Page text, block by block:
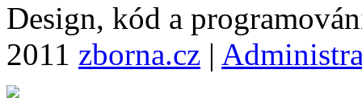
Design, kód a
2011 zborna.cz |